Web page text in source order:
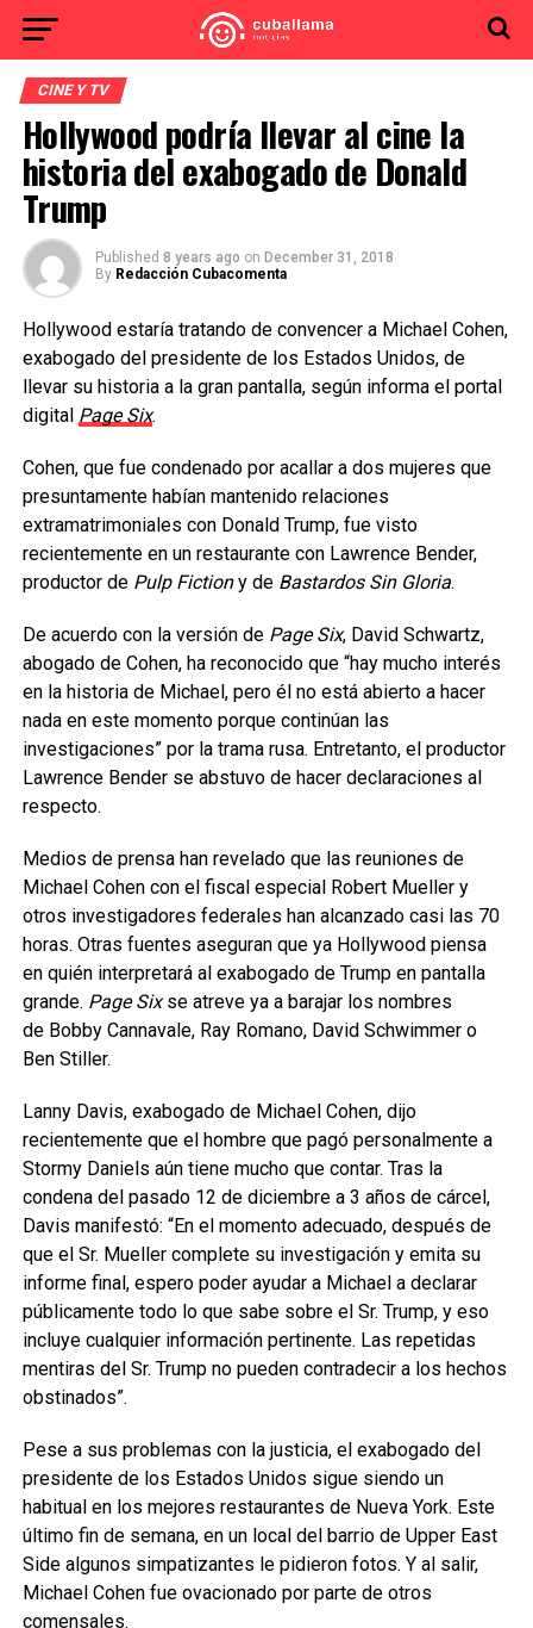
CINE Y TV
Hollywood podría llevar al cine la
historia del exabogado de Donald
Trump
Published 8 years ago on December 31, 2018
By Redacción Cubacomenta
Hollywood estaría tratando de convencer a Michael Cohen,
exabogado del presidente de los Estados Unidos, de
llevar su historia a la gran pantalla, según informa el portal
digital Page Six.
Cohen, que fue condenado por acallar a dos mujeres que
presuntamente habían mantenido relaciones
extramatrimoniales con Donald Trump, fue visto
recientemente en un restaurante con Lawrence Bender,
productor de Pulp Fictiony de Bastardos Sin Gloria.
De acuerdo con la versión de Page Six, David Schwartz,
abogado de Cohen, ha reconocido que “hay mucho interés
en la historia de Michael, pero él no está abierto a hacer
nada en este momento porque continúan las
investigaciones” por la trama rusa. Entretanto, el productor
Lawrence Bender se abstuvo de hacer declaraciones al
respecto.
Medios de prensa han revelado que las reuniones de
Michael Cohen con el fiscal especial Robert Mueller y
otros investigadores federales han alcanzado casi las 70
horas. Otras fuentes aseguran que ya Hollywood piensa
en quién interpretará al exabogado de Trump en pantalla
grande. Page Sixse atreve ya a barajar los nombres
de Bobby Cannavale, Ray Romano, David Schwimmer o
Ben Stiller.
Lanny Davis, exabogado de Michael Cohen, dijo
recientemente que el hombre que pagó personalmente a
Stormy Daniels aún tiene mucho que contar. Tras la
condena del pasado 12 de diciembre a 3 años de cárcel,
Davis manifestó: “En el momento adecuado, después de
que el Sr. Mueller complete su investigación y emita su
informe final, espero poder ayudar a Michael a declarar
públicamente todo lo que sabe sobre el Sr. Trump, y eso
incluye cualquier información pertinente. Las repetidas
mentiras del Sr. Trump no pueden contradecir a los hechos
obstinados”.
Pese a sus problemas con la justicia, el exabogado del
presidente de los Estados Unidos sigue siendo un
habitual en los mejores restaurantes de Nueva York. Este
último fin de semana, en un local del barrio de Upper East
Side algunos simpatizantes le pidieron fotos. Y al salir,
Michael Cohen fue ovacionado por parte de otros
comensales.